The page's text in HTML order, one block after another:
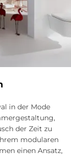
in der Mode
der Zeit zu
modularen
einen Ansatz,